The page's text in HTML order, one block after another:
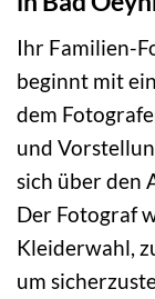
Ihr Familien-
beginnt mit
dem
und
sich über den
Der Fotograf
Kleiderwahl,
um